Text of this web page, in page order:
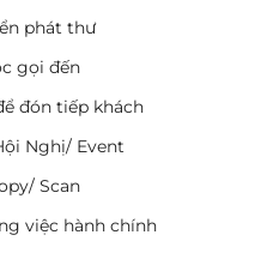
phát thư
gọi đến
đón tiếp khách
Nghị/ Event
Scan
việc hành chính